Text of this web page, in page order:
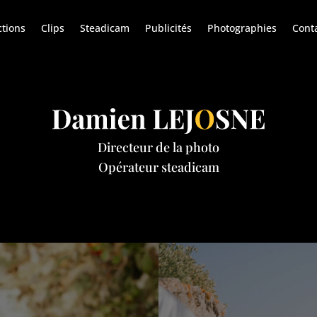
Clips Steadicam Publicités Photographies
Directeur de la photo
Opérateur steadicam